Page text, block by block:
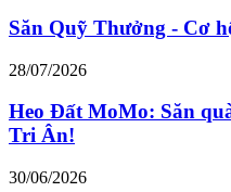
Săn Quỹ Thưởng - Cơ
28/07/2026
Heo Đất MoMo: Săn
Tri Ân!
30/06/2026